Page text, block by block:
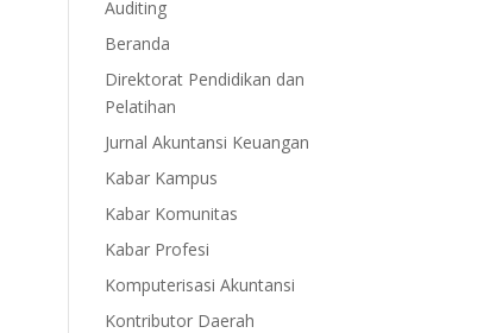
Auditing
Beranda
Direktorat Pendidikan dan
Pelatihan
Jurnal Akuntansi Keuangan
Kabar Kampus
Kabar Komunitas
Kabar Profesi
Komputerisasi Akuntansi
Kontributor Daerah